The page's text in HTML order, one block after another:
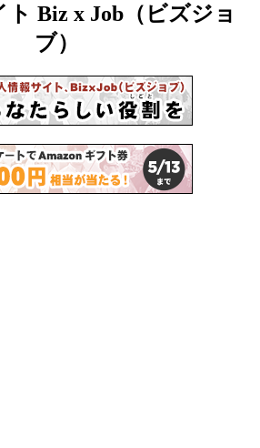
Biz x Job（ビズジョ
ブ）